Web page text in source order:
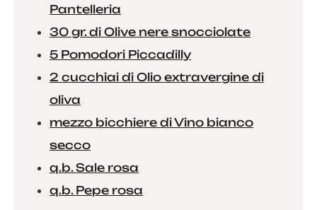
Pantelleria
30 gr. di Olive nere snocciolate
5 Pomodori Piccadilly
2 cucchiai di Olio extravergine di
oliva
mezzo bicchiere di Vino bianco
secco
q.b. Sale rosa
q.b. Pepe rosa